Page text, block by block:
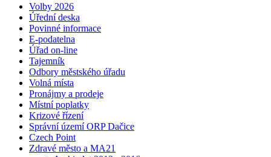
Volby 2026
Úřední deska
Povinné informace
E-podatelna
Úřad on-line
Tajemník
Odbory městského úřadu
Volná místa
Pronájmy a prodeje
Místní poplatky
Krizové řízení
Správní území ORP Dačice
Czech Point
Zdravé město a MA21